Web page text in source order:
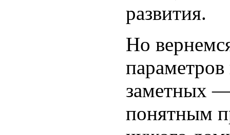
развития.
Но
заметных
понятным